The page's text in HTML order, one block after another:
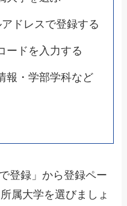
ドレスで登録する
ードを入力する
報・学部学科など
登録」から登録ペー
属大学を選びましょ